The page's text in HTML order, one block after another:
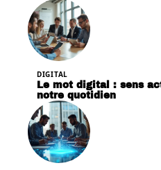
DIGITAL
Le mot digital : sens
notre quotidien